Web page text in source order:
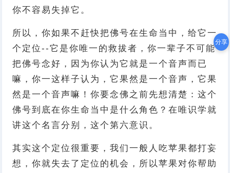
你不容易失掉它。
所以，你如果不赶快把佛号在生命当中，给它一
个定位--它是你唯一的救拔者，你一辈子不可能
把佛号念好，因为你认为它就是一个音声而已
嘛，你一这样子认为，它果然是一个音声，它果
然是一个音声嘛！你要念佛之前先想清楚：这个
佛号到底在你生命当中是什么角色？在唯识学就
讲这个名言分别，这个第六意识。
其实这个定位很重要，我们一般人吃苹果都打妄
想，你就失去了定位的机会，所以苹果对你帮助
分享